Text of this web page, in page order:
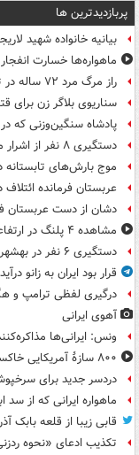
پربازدیدترین ها
بیانیه خانواده شهید
ماهواره‌ها خسارت
راز مرگ مرد ۷۲ ساله در تهرانپارس فاش شد
سناریوی بلاگر زن
پادشاه سنگین‌وزنی که
دستگیری ۸ نفر از اشرار مسلح شاخص و مرتبطین گروهک های تروریستی
موج بارش‌های تابستانه در راه
عربستان فرمانده
دشان از دست عربستان
مشاهده ۴ پلنگ در ارتفاعات میناب
دستگیری ۶ نفر در بهشهر به اتهام تشویش اذهان عمومی
قرار بود ایران به زانو
درگیری لفظی ترامپ و
آهوی ایرانی
ونس: ایرانی‌ها
۸۰۰ سازۀ آمریکایی خاکستر شد
دردسر جدید برای
ماهواره ایرانی که از سد
قابی زیبا از قلعه بابک
تکذیب ادعای «نحوه